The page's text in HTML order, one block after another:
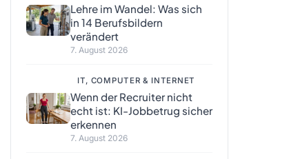
Lehre im Wandel: Was sich
in 14 Berufsbildern
verändert
7. August 2026
IT, COMPUTER & INTERNET
Wenn der Recruiter nicht
echt ist: KI-Jobbetrug sicher
erkennen
7. August 2026